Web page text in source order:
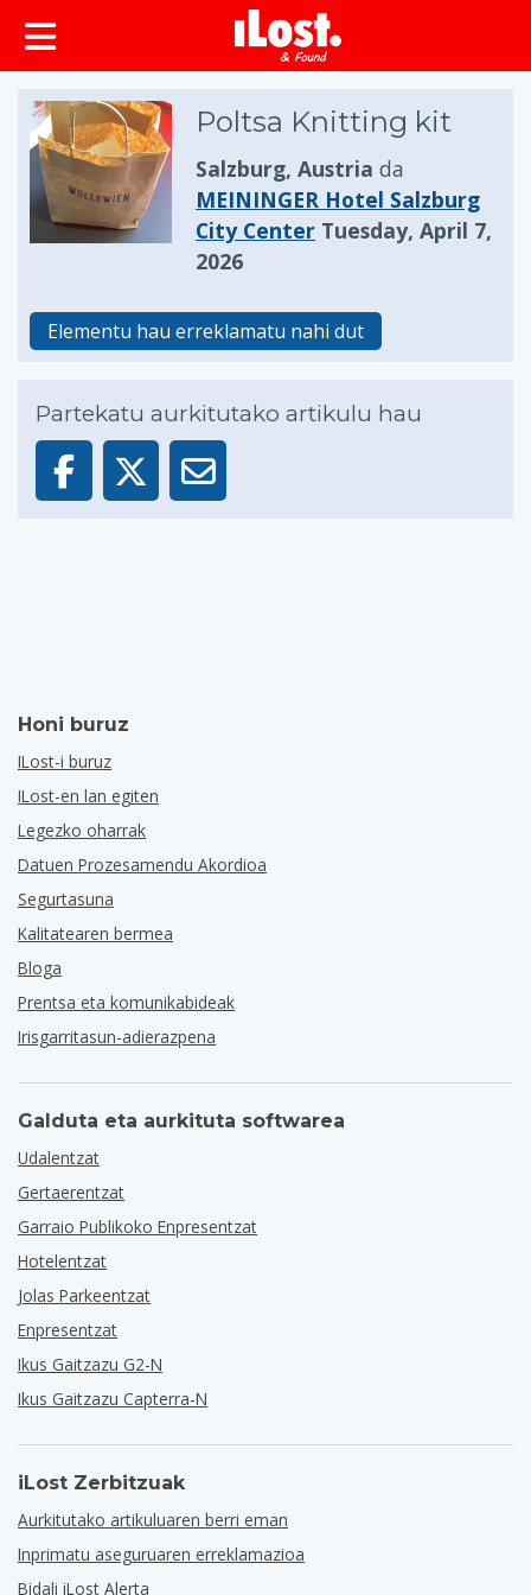
Poltsa Knitting kit
Salzburg, Austria da
MEININGER Hotel Salzburg
City Center Tuesday, April 7,
2026
Elementu hau erreklamatu nahi dut
Partekatu aurkitutako artikulu hau
Honi buruz
ILost-i buruz
ILost-en lan egiten
Legezko oharrak
Datuen Prozesamendu Akordioa
Segurtasuna
Kalitatearen bermea
Bloga
Prentsa eta komunikabideak
Irisgarritasun-adierazpena
Galduta eta aurkituta softwarea
Udalentzat
Gertaerentzat
Garraio Publikoko Enpresentzat
Hotelentzat
Jolas Parkeentzat
Enpresentzat
Ikus Gaitzazu G2-N
Ikus Gaitzazu Capterra-N
iLost Zerbitzuak
Aurkitutako artikuluaren berri eman
Inprimatu aseguruaren erreklamazioa
Bidali iLost Alerta